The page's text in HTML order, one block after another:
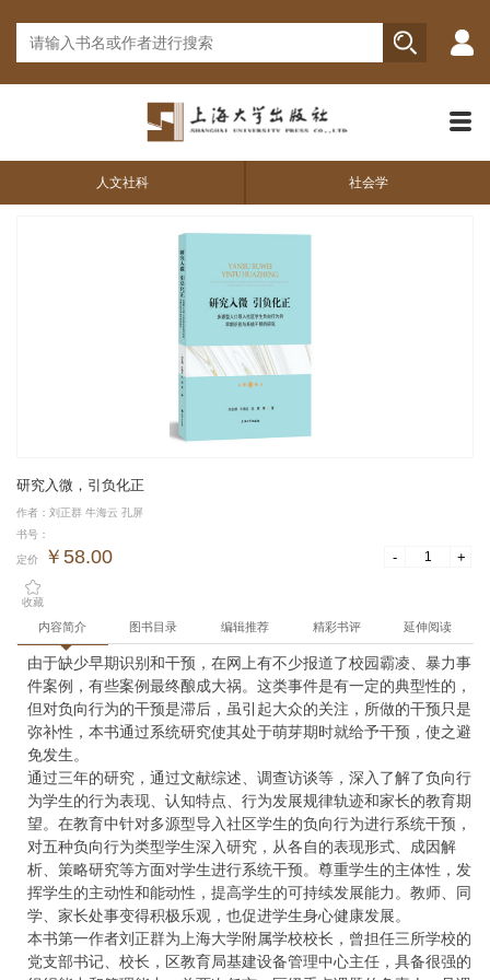
人文社科 社会学
研究入微，引负化正
作者：刘正群 牛海云 孔屏
书号：
定价 ￥58.00 - +
收藏
内容简介 图书目录 编辑推荐 精彩书评 延伸阅读
由于缺少早期识别和干预，在网上有不少报道了校园霸凌、暴力事
件案例，有些案例最终酿成大祸。这类事件是有一定的典型性的，
但对负向行为的干预是滞后，虽引起大众的关注，所做的干预只是
弥补性，本书通过系统研究使其处于萌芽期时就给予干预，使之避
免发生。
通过三年的研究，通过文献综述、调查访谈等，深入了解了负向行
为学生的行为表现、认知特点、行为发展规律轨迹和家长的教育期
望。在教育中针对多源型导入社区学生的负向行为进行系统干预，
对五种负向行为类型学生深入研究，从各自的表现形式、成因解
析、策略研究等方面对学生进行系统干预。尊重学生的主体性，发
挥学生的主动性和能动性，提高学生的可持续发展能力。教师、同
学、家长处事变得积极乐观，也促进学生身心健康发展。
本书第一作者刘正群为上海大学附属学校校长，曾担任三所学校的
党支部书记、校长，区教育局基建设备管理中心主任，具备很强的